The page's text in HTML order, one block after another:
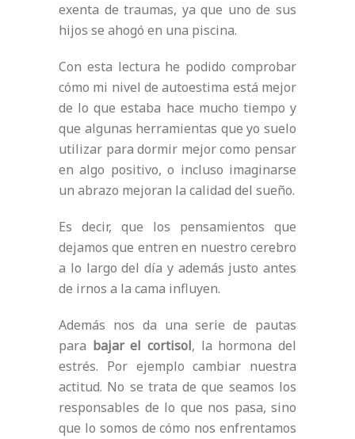
exenta de traumas, ya que uno de sus
hijos se ahogó en una piscina.
Con esta lectura he podido comprobar
cómo mi nivel de autoestima está mejor
de lo que estaba hace mucho tiempo y
que algunas herramientas que yo suelo
utilizar para dormir mejor como pensar
en algo positivo, o incluso imaginarse
un abrazo mejoran la calidad del sueño.
Es decir, que los pensamientos que
dejamos que entren en nuestro cerebro
a lo largo del día y además justo antes
de irnos a la cama influyen.
Además nos da una serie de pautas
para bajar el cortisol, la hormona del
estrés. Por ejemplo cambiar nuestra
actitud. No se trata de que seamos los
responsables de lo que nos pasa, sino
que lo somos de cómo nos enfrentamos